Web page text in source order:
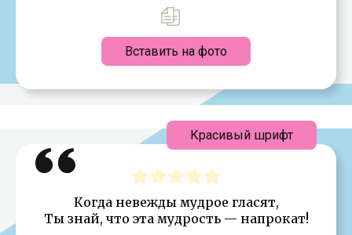
Вставить на фото
Когда невежды мудрое гласят,
Ты знай, что эта мудрость — напрокат!
Красивый шрифт